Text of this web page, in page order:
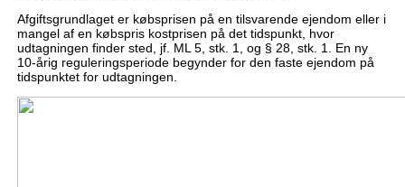
Afgiftsgrundlaget er købsprisen på en tilsvarende ejendom eller i
mangel af en købspris kostprisen på det tidspunkt, hvor
udtagningen finder sted, jf. ML 5, stk. 1, og § 28, stk. 1. En ny
10-årig reguleringsperiode begynder for den faste ejendom på
tidspunktet for udtagningen.